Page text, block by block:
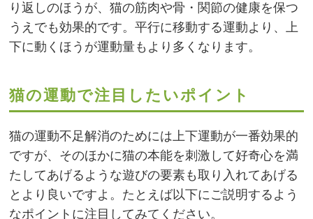
り返しのほうが、猫の筋肉や骨・関節の健康を保つ
うえでも効果的です。平行に移動する運動より、上
下に動くほうが運動量もより多くなります。
猫の運動で注目したいポイント
猫の運動不足解消のためには上下運動が一番効果的
ですが、そのほかに猫の本能を刺激して好奇心を満
たしてあげるような遊びの要素も取り入れてあげる
とより良いですよ。たとえば以下にご説明するよう
なポイントに注目してみてください。